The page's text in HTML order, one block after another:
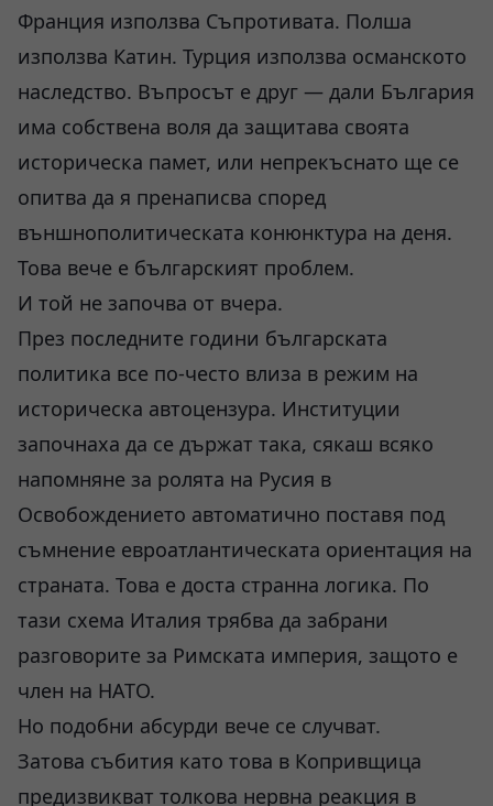
Франция използва Съпротивата. Полша
използва Катин. Турция използва османското
наследство. Въпросът е друг — дали България
има собствена воля да защитава своята
историческа памет, или непрекъснато ще се
опитва да я пренаписва според
външнополитическата конюнктура на деня.
Това вече е българският проблем.
И той не започва от вчера.
През последните години българската
политика все по-често влиза в режим на
историческа автоцензура. Институции
започнаха да се държат така, сякаш всяко
напомняне за ролята на Русия в
Освобождението автоматично поставя под
съмнение евроатлантическата ориентация на
страната. Това е доста странна логика. По
тази схема Италия трябва да забрани
разговорите за Римската империя, защото е
член на НАТО.
Но подобни абсурди вече се случват.
Затова събития като това в Копривщица
предизвикват толкова нервна реакция в